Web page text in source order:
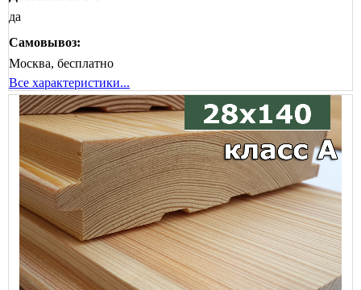
да
Самовывоз:
Москва, бесплатно
Все характеристики...